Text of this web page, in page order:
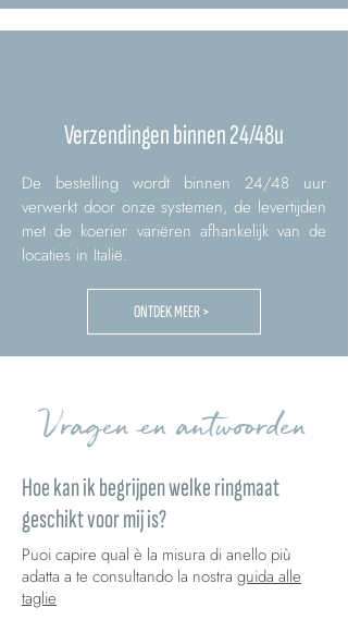
Verzendingen binnen 24/48u
De bestelling wordt binnen 24/48 uur
verwerkt door onze systemen, de levertijden
met de koerier variëren afhankelijk van de
locaties in Italië.
ONTDEK MEER >
Vragen en antwoorden
Hoe kan ik begrijpen welke ringmaat
geschikt voor mij is?
Puoi capire qual è la misura di anello più
adatta a te consultando la nostra guida alle
taglie